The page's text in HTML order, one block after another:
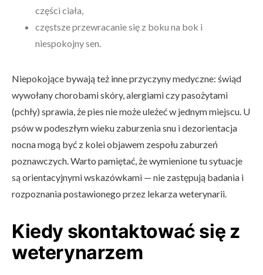
części ciała,
częstsze przewracanie się z boku na bok i
niespokojny sen.
Niepokojące bywają też inne przyczyny medyczne: świąd
wywołany chorobami skóry, alergiami czy pasożytami
(pchły) sprawia, że pies nie może uleżeć w jednym miejscu. U
psów w podeszłym wieku zaburzenia snu i dezorientacja
nocna mogą być z kolei objawem zespołu zaburzeń
poznawczych. Warto pamiętać, że wymienione tu sytuacje
są orientacyjnymi wskazówkami — nie zastępują badania i
rozpoznania postawionego przez lekarza weterynarii.
Kiedy skontaktować się z
weterynarzem